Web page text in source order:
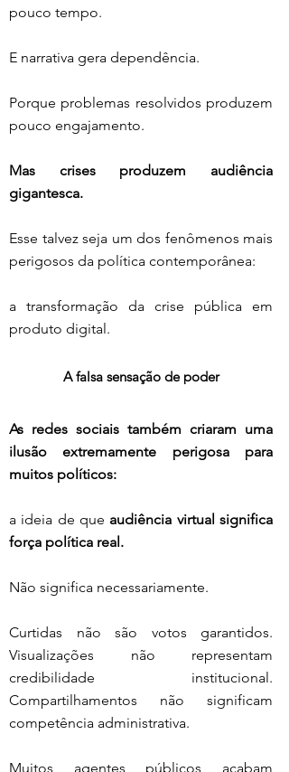
pouco tempo.
E narrativa gera dependência.
Porque problemas resolvidos produzem
pouco engajamento.
Mas crises produzem audiência
gigantesca.
Esse talvez seja um dos fenômenos mais
perigosos da política contemporânea:
a transformação da crise pública em
produto digital.
A falsa sensação de poder
As redes sociais também criaram uma
ilusão extremamente perigosa para
muitos políticos:
a ideia de que audiência virtual significa
força política real.
Não significa necessariamente.
Curtidas não são votos garantidos.
Visualizações não representam
credibilidade institucional.
Compartilhamentos não significam
competência administrativa.
Muitos agentes públicos acabam